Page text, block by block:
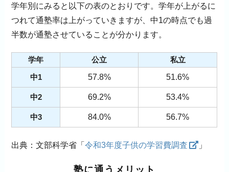
学年別にみると以下の表のとおりです。学年が上がるに
つれて通塾率は上がっていきますが、中1の時点でも過
半数が通塾させていることが分かります。
学年 公立
私立
中1
57.8% 51.6%
中2 69.2% 53.4%
中3 84.0% 56.7%
出典：文部科学省「令和3年度子供の学習費調査 」
塾に通うメリット